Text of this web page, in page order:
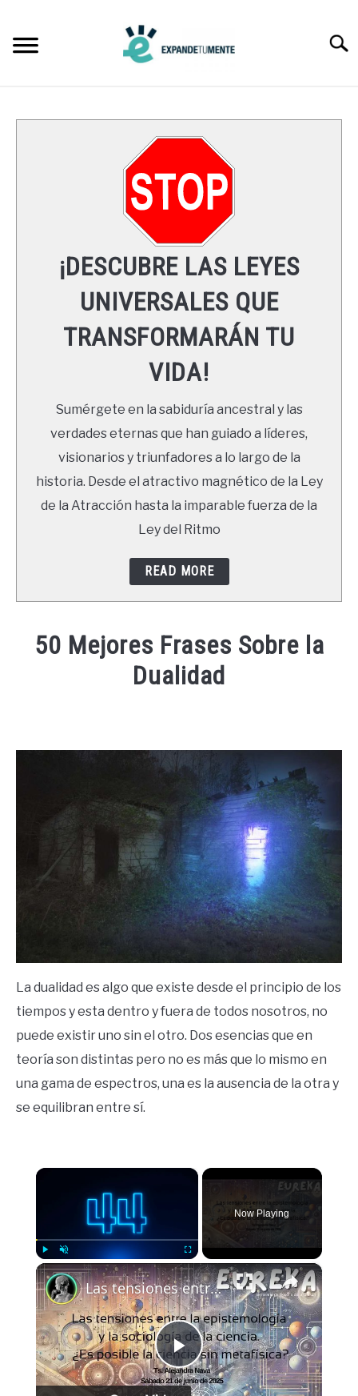
content
LEYES UNIVERSALES
RECURSOS
NEWSLETTER
¡DESCUBRE LAS LEYES
UNIVERSALES QUE
TRANSFORMARÁN TU
VIDA!
Sumérgete en la sabiduría ancestral y las
verdades eternas que han guiado a líderes,
visionarios y triunfadores a lo largo de la
historia. Desde el atractivo magnético de la Ley
de la Atracción hasta la imparable fuerza de la
Ley del Ritmo
READ MORE
50 Mejores Frases Sobre la
Dualidad
La dualidad es algo que existe desde el principio de los
tiempos y esta dentro y fuera de todos nosotros, no
puede existir uno sin el otro. Dos esencias que en
teoría son distintas pero no es más que lo mismo en
una gama de espectros, una es la ausencia de la otra y
se equilibran entre sí.
×
Play Unmute Fullscreen
Now Playing
×
Play
Las tensiones entre la epistemología y la sociología de la ciencia